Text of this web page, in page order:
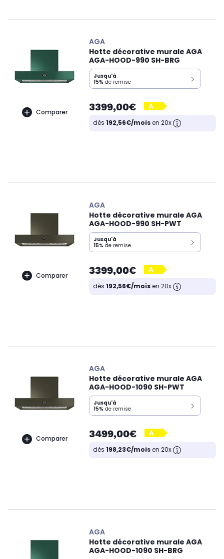
Comparer
AGA
Hotte décorative murale AGA
AGA-HOOD-990 SH-BRG
Jusqu'à
15% de remise
3399,00€
dès 192,56€/moisen 20x
Comparer
AGA
Hotte décorative murale AGA
AGA-HOOD-990 SH-PWT
Jusqu'à
15% de remise
3399,00€
dès 192,56€/moisen 20x
Comparer
AGA
Hotte décorative murale AGA
AGA-HOOD-1090 SH-PWT
Jusqu'à
15% de remise
3499,00€
dès 198,23€/moisen 20x
AGA
Hotte décorative murale AGA
AGA-HOOD-1090 SH-BRG